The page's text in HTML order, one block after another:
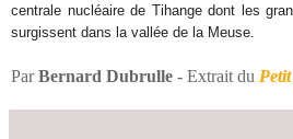
centrale nucléaire de Tihange dont les
surgissent dans la vallée de la Meuse.
ParBernard Dubrulle - Extrait du